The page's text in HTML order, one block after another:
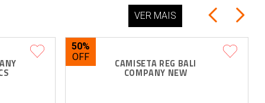
VER MAIS
CAMISETA REG BALI
COMPANY NEW
50%